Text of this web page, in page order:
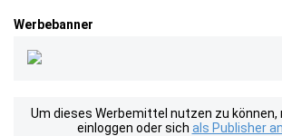
Werbebanner
Um dieses Werbemittel nutzen zu können,
einloggen oder sich als Publisher